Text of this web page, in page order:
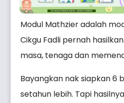
Modul Mathzier adalah
Cikgu Fadli pernah
masa, tenaga dan
Bayangkan nak siapkan 6
setahun lebih. Tapi